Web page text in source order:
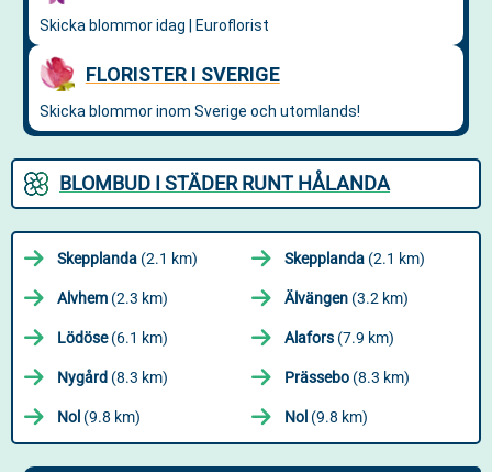
BLOMBUD I STÄDER RUNT HÅLANDA
Skepplanda (2.1 km) Skepplanda (2.1 km)
Alvhem (2.3 km) Älvängen (3.2 km)
Lödöse(6.1 km) Alafors (7.9 km)
Nygård (8.3 km) Prässebo (8.3 km)
Nol (9.8 km) Nol (9.8 km)